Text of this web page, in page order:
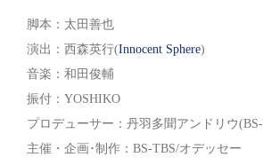
脚本：太田善也
演出：西森英行(Innocent Sphere)
音楽：和田俊輔
振付：YOSHIKO
プロデューサー：丹羽多聞アンドリウ
主催・企画･制作：BS-TBS/オデッセー